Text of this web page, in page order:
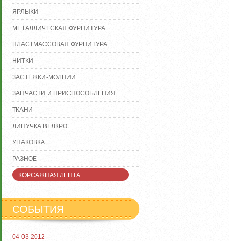
ЯРЛЫКИ
МЕТАЛЛИЧЕСКАЯ ФУРНИТУРА
ПЛАСТМАССОВАЯ ФУРНИТУРА
НИТКИ
ЗАСТЕЖКИ-МОЛНИИ
ЗАПЧАСТИ И ПРИСПОСОБЛЕНИЯ
ТКАНИ
ЛИПУЧКА ВЕЛКРО
УПАКОВКА
РАЗНОЕ
КОРСАЖНАЯ ЛЕНТА
СОБЫТИЯ
04-03-2012